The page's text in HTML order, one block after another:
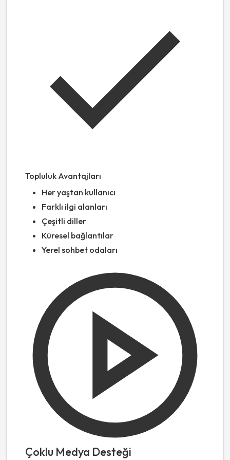
Topluluk Avantajları
Her yaştan kullanıcı
Farklı ilgi alanları
Çeşitli diller
Küresel bağlantılar
Yerel sohbet odaları
Çoklu Medya Desteği